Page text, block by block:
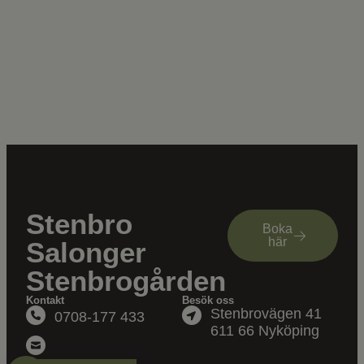
Stenbro
Salonger
Stenbrogården
Boka
här
Kontakt
0708-177 433
Besök oss
Stenbrovägen 41
611 66 Nyköping